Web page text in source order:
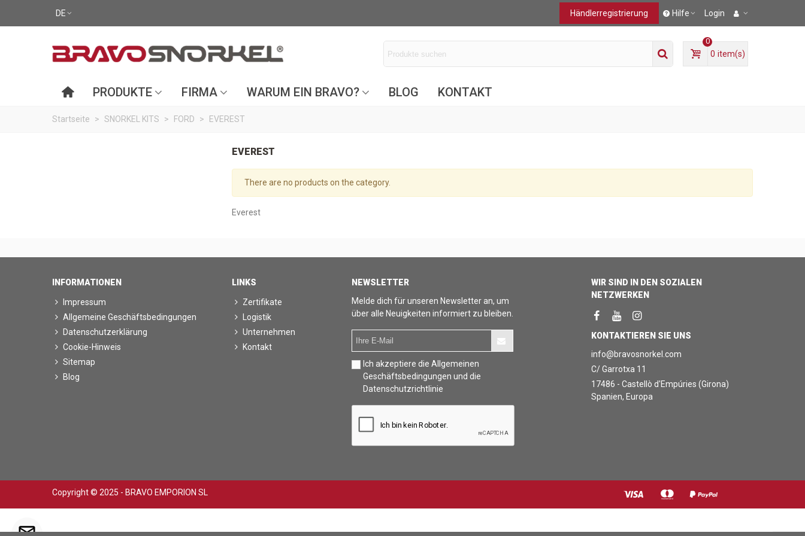
DE Hilfe Login
Händlerregistrierung
0
0 item(s)
PRODUKTE FIRMA WARUM EIN BRAVO? BLOG KONTAKT
Startseite > SNORKEL KITS > FORD > EVEREST
EVEREST
There are no products on the category.
Everest
INFORMATIONEN
Impressum
Allgemeine Geschäftsbedingungen
Datenschutzerklärung
Cookie-Hinweis
Sitemap
Blog
LINKS
Zertifikate
Logistik
Unternehmen
Kontakt
NEWSLETTER
Melde dich für unseren Newsletter an, um
über alle Neuigkeiten informiert zu bleiben.
Ich akzeptiere die Allgemeinen
Geschäftsbedingungen und die
Datenschutzrichtlinie
WIR SIND IN DEN SOZIALEN
NETZWERKEN
KONTAKTIEREN SIE UNS
info@bravosnorkel.com
C/ Garrotxa 11
17486 - Castellò d'Empúries (Girona)
Spanien, Europa
Copyright © 2025 - BRAVO EMPORION SL